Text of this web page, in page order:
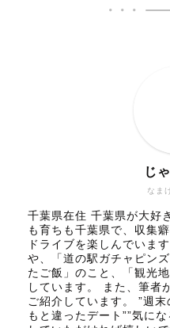
なま
じ
千葉県在住 千葉県が大好
も育ちも千葉県で、収集
ドライブを楽しんでいま
や、「道の駅ガチャピン
たご飯」のこと、「観光
しています。 また、筆者
ご紹介しています。 ”週
もと違ったデート””気に